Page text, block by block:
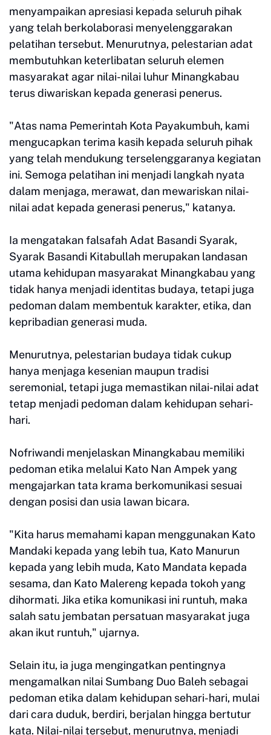
menyampaikan apresiasi kepada seluruh pihak
yang telah berkolaborasi menyelenggarakan
pelatihan tersebut. Menurutnya, pelestarian adat
membutuhkan keterlibatan seluruh elemen
masyarakat agar nilai-nilai luhur Minangkabau
terus diwariskan kepada generasi penerus.
"Atas nama Pemerintah Kota Payakumbuh, kami
mengucapkan terima kasih kepada seluruh pihak
yang telah mendukung terselenggaranya kegiatan
ini. Semoga pelatihan ini menjadi langkah nyata
dalam menjaga, merawat, dan mewariskan nilai-
nilai adat kepada generasi penerus," katanya.
Ia mengatakan falsafah Adat Basandi Syarak,
Syarak Basandi Kitabullah merupakan landasan
utama kehidupan masyarakat Minangkabau yang
tidak hanya menjadi identitas budaya, tetapi juga
pedoman dalam membentuk karakter, etika, dan
kepribadian generasi muda.
Menurutnya, pelestarian budaya tidak cukup
hanya menjaga kesenian maupun tradisi
seremonial, tetapi juga memastikan nilai-nilai adat
tetap menjadi pedoman dalam kehidupan sehari-
hari.
Nofriwandi menjelaskan Minangkabau memiliki
pedoman etika melalui Kato Nan Ampek yang
mengajarkan tata krama berkomunikasi sesuai
dengan posisi dan usia lawan bicara.
"Kita harus memahami kapan menggunakan Kato
Mandaki kepada yang lebih tua, Kato Manurun
kepada yang lebih muda, Kato Mandata kepada
sesama, dan Kato Malereng kepada tokoh yang
dihormati. Jika etika komunikasi ini runtuh, maka
salah satu jembatan persatuan masyarakat juga
akan ikut runtuh," ujarnya.
Selain itu, ia juga mengingatkan pentingnya
mengamalkan nilai Sumbang Duo Baleh sebagai
pedoman etika dalam kehidupan sehari-hari, mulai
dari cara duduk, berdiri, berjalan hingga bertutur
kata. Nilai-nilai tersebut, menurutnya, menjadi